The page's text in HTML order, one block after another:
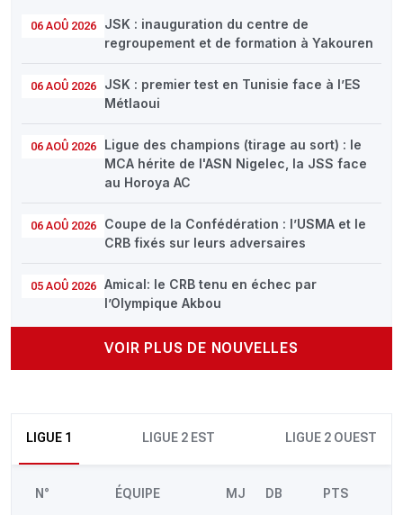
06 AOÛ 2026
JSK : inauguration du centre de
regroupement et de formation à Yakouren
06 AOÛ 2026
JSK : premier test en Tunisie face à l’ES
Métlaoui
06 AOÛ 2026
Ligue des champions (tirage au sort) : le
MCA hérite de l'ASN Nigelec, la JSS face
au Horoya AC
06 AOÛ 2026
Coupe de la Confédération : l’USMA et le
CRB fixés sur leurs adversaires
05 AOÛ 2026
Amical: le CRB tenu en échec par
l’Olympique Akbou
VOIR PLUS DE NOUVELLES
LIGUE 1 LIGUE 2 EST LIGUE 2 OUEST
N° ÉQUIPE MJ DB PTS